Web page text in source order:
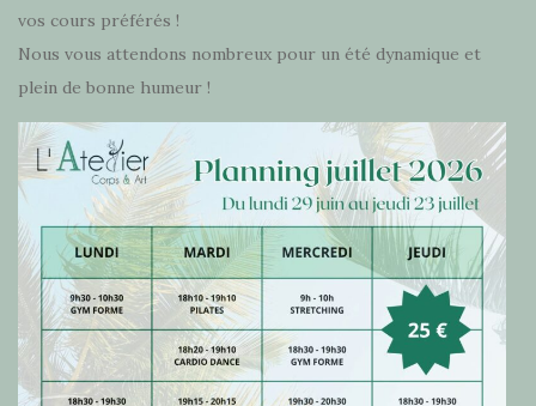
vos cours préférés !
Nous vous attendons nombreux pour un été dynamique et
plein de bonne humeur !